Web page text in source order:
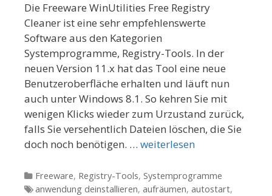
Die Freeware WinUtilities Free Registry
Cleaner ist eine sehr empfehlenswerte
Software aus den Kategorien
Systemprogramme, Registry-Tools. In der
neuen Version 11.x hat das Tool eine neue
Benutzeroberfläche erhalten und läuft nun
auch unter Windows 8.1. So kehren Sie mit
wenigen Klicks wieder zum Urzustand zurück,
falls Sie versehentlich Dateien löschen, die Sie
doch noch benötigen. … weiterlesen
Kategorien
Freeware, Registry-Tools, Systemprogramme
Tags
anwendung deinstallieren, aufräumen, autostart,